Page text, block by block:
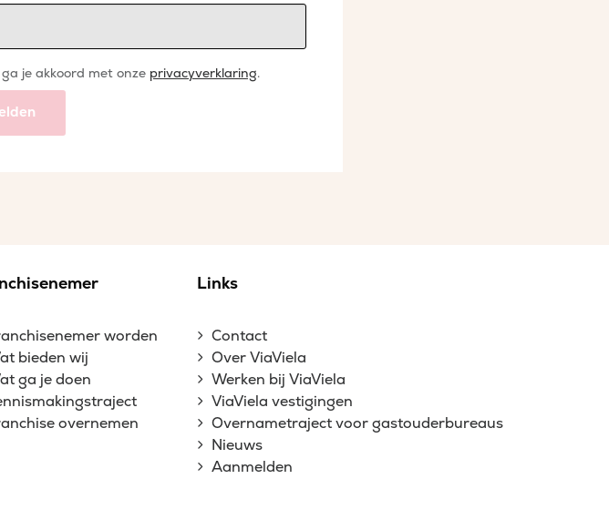
ga je akkoord met onze privacyverklaring.
worden
bieden wij
ga je doen
overnemen
Links
Contact
Over ViaViela
Werken bij ViaViela
ViaViela vestigingen
Overnametraject voor gastouderbureaus
Nieuws
Aanmelden